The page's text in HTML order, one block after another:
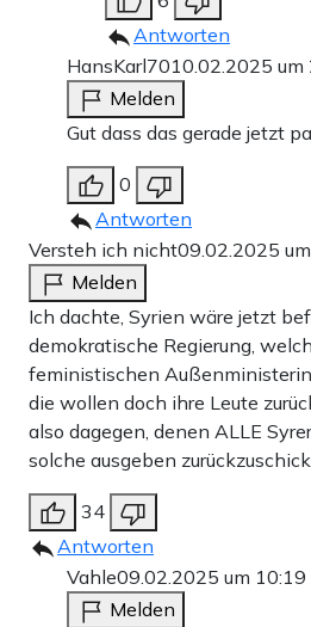
Antworten
HansKarl7010.02.2025
Melden
Gut dass das gerade jetzt
0
Antworten
Versteh ich nicht09.02.2025
Melden
Ich dachte, Syrien wäre jetzt
demokratische Regierung,
feministischen
die wollen doch ihre Leute
also dagegen, denen ALLE
solche ausgeben
34
Antworten
Vahle09.02.2025 um 10:19
Melden